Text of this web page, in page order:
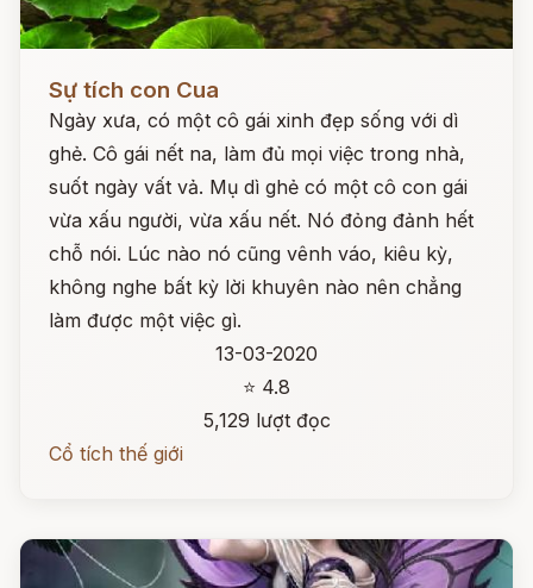
Sự tích con Cua
Ngày xưa, có một cô gái xinh đẹp sống với dì
ghẻ. Cô gái nết na, làm đủ mọi việc trong nhà,
suốt ngày vất vả. Mụ dì ghẻ có một cô con gái
vừa xấu người, vừa xấu nết. Nó đỏng đảnh hết
chỗ nói. Lúc nào nó cũng vênh váo, kiêu kỳ,
không nghe bất kỳ lời khuyên nào nên chẳng
làm được một việc gì.
13-03-2020
⭐ 4.8
5,129 lượt đọc
Cổ tích thế giới